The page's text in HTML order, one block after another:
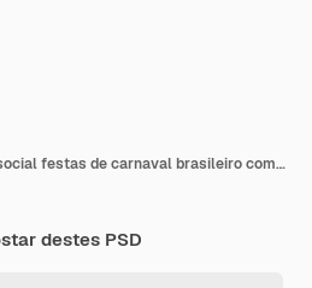
Modelo de psd mídia social festas de carnaval brasileiro com fundo colorido carnaval brasileiro
destes PSD